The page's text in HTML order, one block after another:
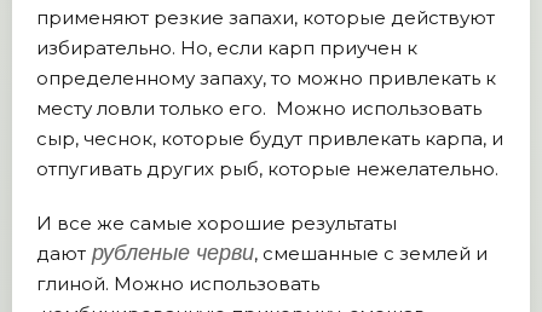
применяют резкие запахи, которые действуют
избирательно. Но, если карп приучен к
определенному запаху, то можно привлекать к
месту ловли только его. Можно использовать
сыр, чеснок, которые будут привлекать карпа, и
отпугивать других рыб, которые нежелательно.
И все же самые хорошие результаты
дают рубленые черви, смешанные с землей и
глиной. Можно использовать